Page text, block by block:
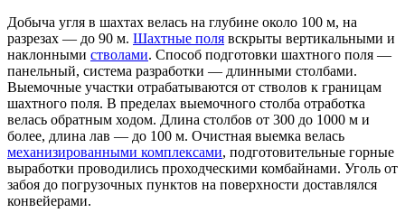
Добыча угля в шахтах велась на глубине около 100 м, на
разрезах — до 90 м. Шахтные поля вскрыты вертикальными и
наклонными стволами. Способ подготовки шахтного поля —
панельный, система разработки — длинными столбами.
Выемочные участки отрабатываются от стволов к границам
шахтного поля. В пределах выемочного столба отработка
велась обратным ходом. Длина столбов от 300 до 1000 м и
более, длина лав — до 100 м. Очистная выемка велась
механизированными комплексами, подготовительные горные
выработки проводились проходческими комбайнами. Уголь от
забоя до погрузочных пунктов на поверхности доставлялся
конвейерами.